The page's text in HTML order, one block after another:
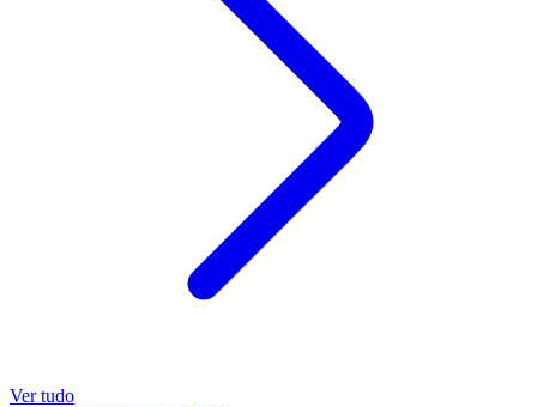
Ver tudo